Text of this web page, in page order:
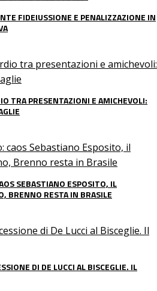
FIDEIUSSIONE E PENALIZZAZIONE IN
TRA PRESENTAZIONI E AMICHEVOLI:
SEBASTIANO ESPOSITO, IL
BRENNO RESTA IN BRASILE
DI DE LUCCI AL BISCEGLIE. IL